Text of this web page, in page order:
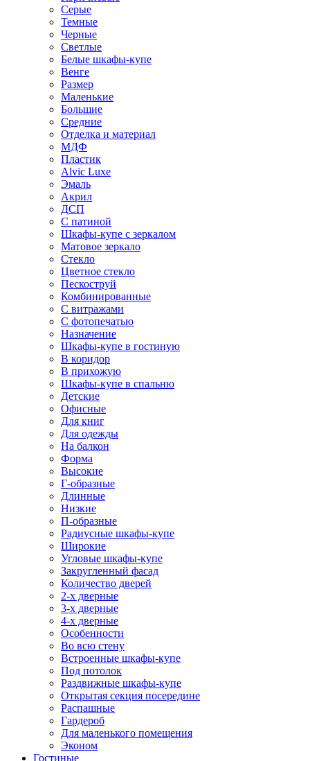
Серые
Темные
Черные
Светлые
Белые шкафы-купе
Венге
Размер
Маленькие
Большие
Средние
Отделка и материал
МДФ
Пластик
Alvic Luxe
Эмаль
Акрил
ДСП
С патиной
Шкафы-купе с зеркалом
Матовое зеркало
Стекло
Цветное стекло
Пескоструй
Комбинированные
С витражами
С фотопечатью
Назначение
Шкафы-купе в гостиную
В коридор
В прихожую
Шкафы-купе в спальню
Детские
Офисные
Для книг
Для одежды
На балкон
Форма
Высокие
Г-образные
Длинные
Низкие
П-образные
Радиусные шкафы-купе
Широкие
Угловые шкафы-купе
Закругленный фасад
Количество дверей
2-х дверные
3-х дверные
4-х дверные
Особенности
Во всю стену
Встроенные шкафы-купе
Под потолок
Раздвижные шкафы-купе
Открытая секция посередине
Распашные
Гардероб
Для маленького помещения
Эконом
Гостиные